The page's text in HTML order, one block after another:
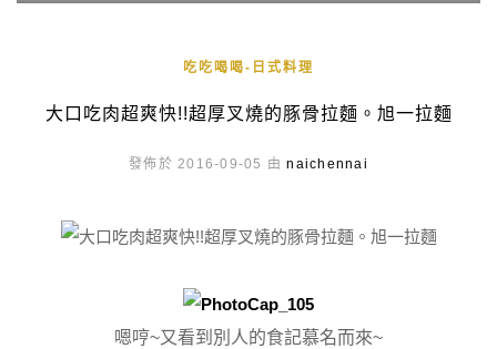
吃吃喝喝-日式料理
大口吃肉超爽快!!超厚叉燒的豚骨拉麵。旭一拉麵
發佈於 2016-09-05 由naichennai
嗯哼~又看到別人的食記慕名而來~